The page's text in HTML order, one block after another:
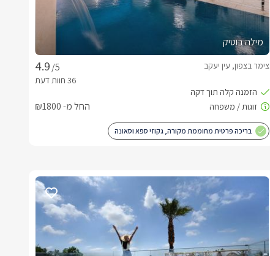
מילה בוטיק
/5
צימר בצפון, עין יעקב
החל מ- ₪1800
בריכה פרטית מחוממת מקורה, גקוזי ספא וסאונה